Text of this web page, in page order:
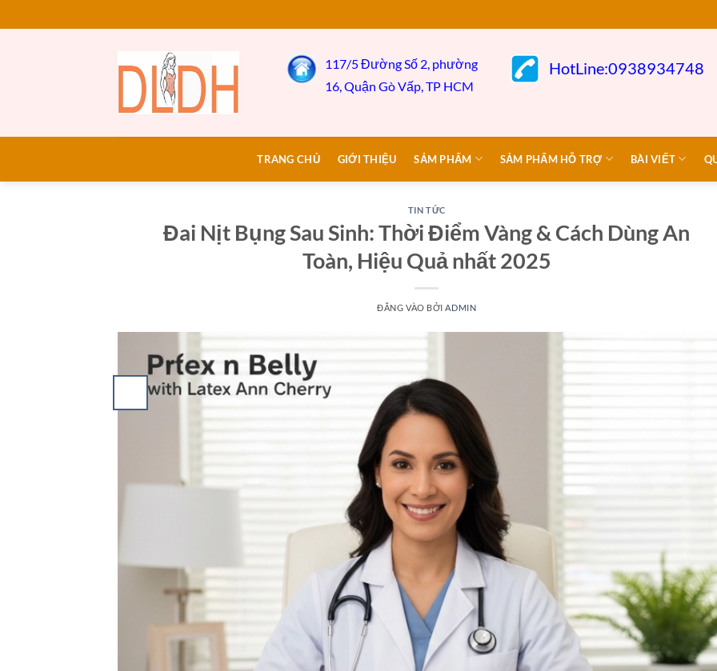
qua
117/5 Đường Số 2, phường
16, Quận GòVấp,TP HCM
HotLine:0938934748
TRANG CHỦ GIỚI THIỆU SẢM PHẨM SẢM PHẨM HỖ TRỢ BÀI VIẾT
TIN TỨC
Đai Nịt Bụng Sau Sinh: Thời Điểm Vàng & Cách Dùng An
Toàn, Hiệu Quả nhất 2025
ĐĂNG VÀO BỞIADMIN